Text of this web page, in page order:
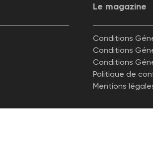
Le magazine
Conditions
Conditions
Conditions
Politique de
Mentions